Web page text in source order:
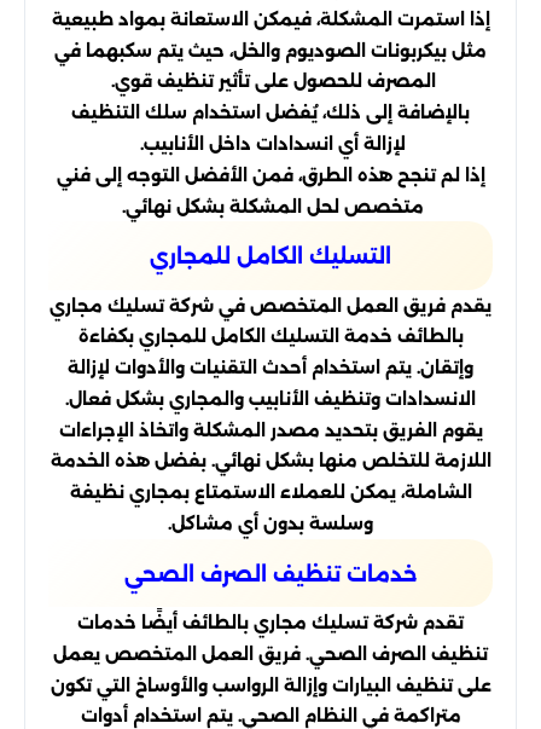
إذا استمرت المشكلة، فيمكن الاستعانة بمواد طبيعية
مثل بيكربونات الصوديوم والخل، حيث يتم سكبهما في
المصرف للحصول على تأثير تنظيف قوي.
بالإضافة إلى ذلك، يُفضل استخدام سلك التنظيف
لإزالة أي انسدادات داخل الأنابيب.
إذا لم تنجح هذه الطرق، فمن الأفضل التوجه إلى فني
متخصص لحل المشكلة بشكل نهائي.
التسليك الكامل للمجاري
يقدم فريق العمل المتخصص في شركة تسليك مجاري
بالطائف خدمة التسليك الكامل للمجاري بكفاءة
وإتقان. يتم استخدام أحدث التقنيات والأدوات لإزالة
الانسدادات وتنظيف الأنابيب والمجاري بشكل فعال.
يقوم الفريق بتحديد مصدر المشكلة واتخاذ الإجراءات
اللازمة للتخلص منها بشكل نهائي. بفضل هذه الخدمة
الشاملة، يمكن للعملاء الاستمتاع بمجاري نظيفة
وسلسة بدون أي مشاكل.
خدمات تنظيف الصرف الصحي
تقدم شركة تسليك مجاري بالطائف أيضًا خدمات
تنظيف الصرف الصحي. فريق العمل المتخصص يعمل
على تنظيف البيارات وإزالة الرواسب والأوساخ التي تكون
متراكمة في النظام الصحي. يتم استخدام أدوات